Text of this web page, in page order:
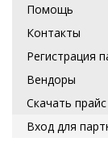
Помощь
Контакты
Регистрация
Вендоры
Скачать прайс
Вход для